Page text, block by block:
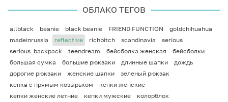
ОБЛАКО ТЕГОВ
allblack beanie black beanie FRIEND FUNCTION
goldchihuahua
madeinrussia
reflective richbitch scandinavia
serious
serious_backpack
teendream бейсболка женская
бейсболки
большая сумка
большие рюкзаки длинные шапки
дождь
дорогие рюкзаки
женские шапки
зеленый рюкзак
кепка с прямым козырьком
кепки женские
кепки женские летние
кепки мужские
колорблок